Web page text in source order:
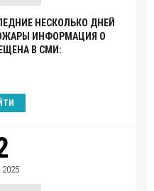
НЕСКОЛЬКО ДНЕЙ
ИНФОРМАЦИЯ О
В СМИ: